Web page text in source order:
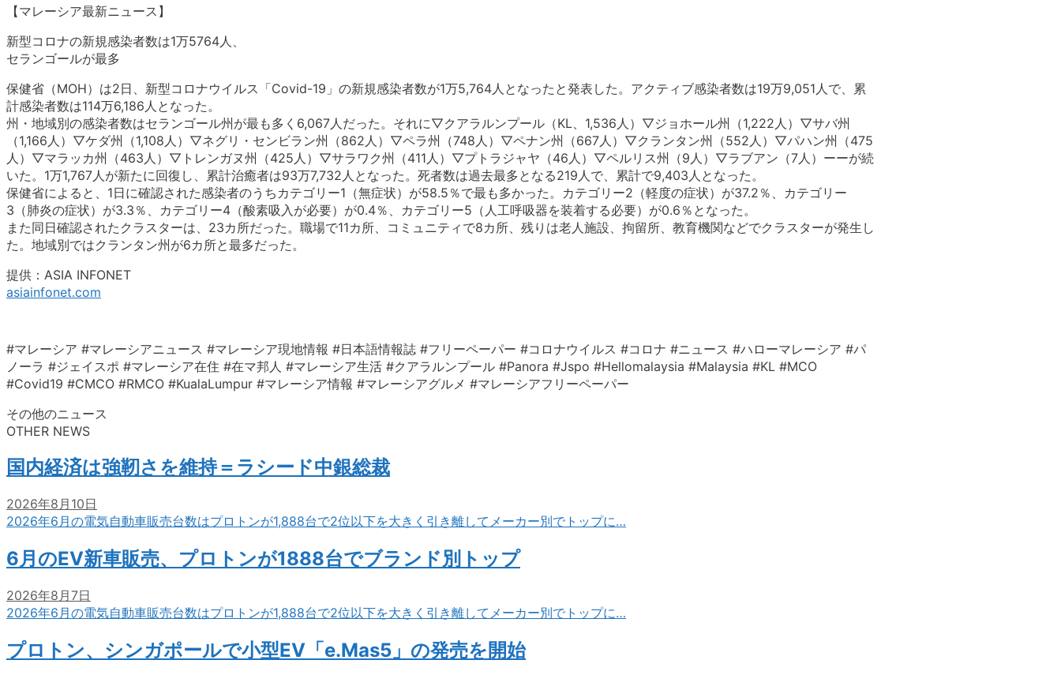
【マレーシア最新ニュース】
新型コロナの新規感染者数は1万5764人、
セランゴールが最多
保健省（MOH）は2日、新型コロナウイルス「Covid-19」の新規感染者数が1万5,764人となったと発表した。アクティブ感染者数は19万9,051人で、累
計感染者数は114万6,186人となった。
州・地域別の感染者数はセランゴール州が最も多く6,067人だった。それに▽クアラルンプール（KL、1,536人）▽ジョホール州（1,222人）▽サバ州
（1,166人）▽ケダ州（1,108人）▽ネグリ・センビラン州（862人）▽ペラ州（748人）▽ペナン州（667人）▽クランタン州（552人）▽パハン州（475
人）▽マラッカ州（463人）▽トレンガヌ州（425人）▽サラワク州（411人）▽プトラジャヤ（46人）▽ペルリス州（9人）▽ラブアン（7人）ーーが続
いた。1万1,767人が新たに回復し、累計治癒者は93万7,732人となった。死者数は過去最多となる219人で、累計で9,403人となった。
保健省によると、1日に確認された感染者のうちカテゴリー1（無症状）が58.5％で最も多かった。カテゴリー2（軽度の症状）が37.2％、カテゴリー
3（肺炎の症状）が3.3％、カテゴリー4（酸素吸入が必要）が0.4％、カテゴリー5（人工呼吸器を装着する必要）が0.6％となった。
また同日確認されたクラスターは、23カ所だった。職場で11カ所、コミュニティで8カ所、残りは老人施設、拘留所、教育機関などでクラスターが発生し
た。地域別ではクランタン州が6カ所と最多だった。
提供：ASIA INFONET
asiainfonet.com
#マレーシア #マレーシアニュース #マレーシア現地情報 #日本語情報誌 #フリーペーパー #コロナウイルス #コロナ #ニュース #ハローマレーシア #パ
ノーラ #ジェイスポ #マレーシア在住 #在マ邦人 #マレーシア生活 #クアラルンプール #Panora #Jspo #Hellomalaysia #Malaysia #KL #MCO
#Covid19 #CMCO #RMCO #KualaLumpur #マレーシア情報 #マレーシアグルメ #マレーシアフリーペーパー
その他のニュース
OTHER NEWS
国内経済は強靭さを維持＝ラシード中銀総裁
2026年8月10日
2026年6月の電気自動車販売台数はプロトンが1,888台で2位以下を大きく引き離してメーカー別でトップに…
6月のEV新車販売、プロトンが1888台でブランド別トップ
2026年8月7日
2026年6月の電気自動車販売台数はプロトンが1,888台で2位以下を大きく引き離してメーカー別でトップに…
プロトン、シンガポールで小型EV「e.Mas5」の発売を開始